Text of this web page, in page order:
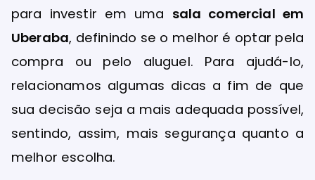
para investir em uma sala comercial em
Uberaba, definindo se o melhor é optar pela
compra ou pelo aluguel. Para ajudá-lo,
relacionamos algumas dicas a fim de que
sua decisão seja a mais adequada possível,
sentindo, assim, mais segurança quanto a
melhor escolha.